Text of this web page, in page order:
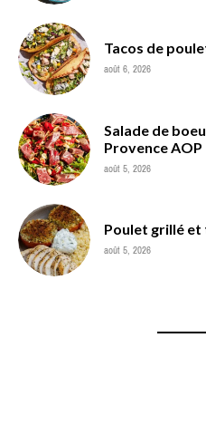
Tacos de
août 6, 2026
Salade de
Provence AOP
août 5, 2026
Poulet grillé et
août 5, 2026